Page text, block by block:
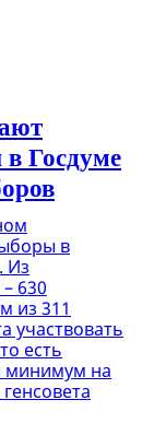
в Госдуме
в
Из
630
из 311
участвовать
есть
минимум на